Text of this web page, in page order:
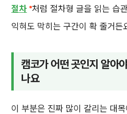
절차 처럼 절차형 글을 읽는 습
익혀도 막히는 구간이 확 줄거든
캠코가 어떤 곳인지 알아
나요
이 부분은 진짜 많이 갈리는 대